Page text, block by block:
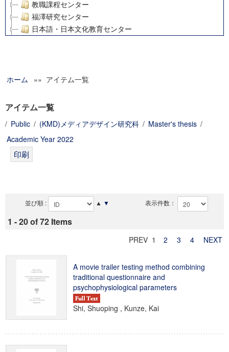
教職課程センター
福澤研究センター
日本語・日本文化教育センター
グローバルリサーチインスティテュート
科学研究費補助金研究成果報告書
慶應義塾大学グローバルCOEプログラム市民社会ガバナンス
慶應義塾大学グローバルCOEプログラム論理と感性の先端的
学術雑誌掲載論文等(8)
ホーム »» アイテム一覧
アイテム一覧
/ Public / (KMD)メディアデザイン研究科 / Master's thesis /
Academic Year 2022
並び順 : ▲ ▼ 表示件数：
1 - 20 of 72 Items
PREV 1 2 3 4 NEXT
A movie trailer testing method combining
traditional questionnaire and
psychophysiological parameters
Shi, Shuoping , Kunze, Kai